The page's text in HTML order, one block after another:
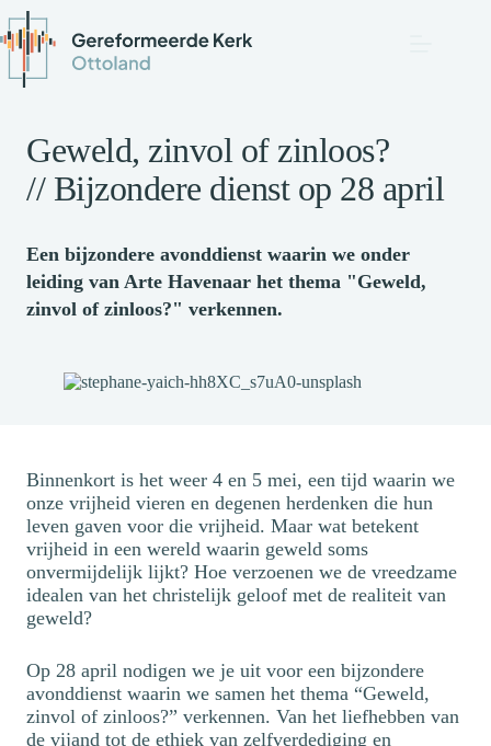
Geweld, zinvol of zinloos?
// Bijzondere dienst op 28 april
Een bijzondere avonddienst waarin we onder
leiding van Arte Havenaar het thema "Geweld,
zinvol of zinloos?" verkennen.
Binnenkort is het weer 4 en 5 mei, een tijd waarin we
onze vrijheid vieren en degenen herdenken die hun
leven gaven voor die vrijheid. Maar wat betekent
vrijheid in een wereld waarin geweld soms
onvermijdelijk lijkt? Hoe verzoenen we de vreedzame
idealen van het christelijk geloof met de realiteit van
geweld?
Op 28 april nodigen we je uit voor een bijzondere
avonddienst waarin we samen het thema “Geweld,
zinvol of zinloos?” verkennen. Van het liefhebben van
de vijand tot de ethiek van zelfverdediging en